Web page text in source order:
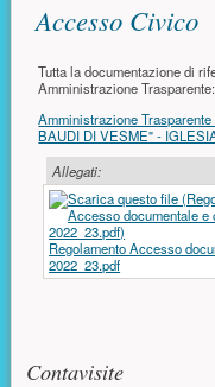
Accesso Civico
Tutta la documentazione di
Amministrazione Trasparente:
Amministrazione
BAUDI DI VESME" -
Allegati:
Regolamento Accesso
2022_23.pdf
Contavisite